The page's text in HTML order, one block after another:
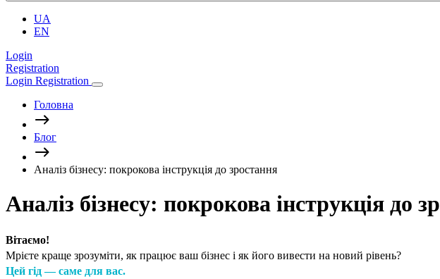
UA
EN
Login
Registration
Login Registration
Головна
Блог
Аналіз бізнесу: покрокова інструкція до зростання
Аналіз бізнесу: покрокова інструкція до
Вітаємо!
Мрієте краще зрозуміти, як працює ваш бізнес і як його вивести на новий рівень?
Цей гід — саме для вас.